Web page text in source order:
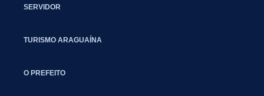
SERVIDOR
TURISMO ARAGUAÍNA
O PREFEITO